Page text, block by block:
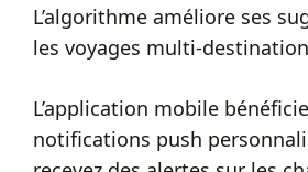
L’algorithme améliore ses
les voyages multi-
L’application mobile
notifications push